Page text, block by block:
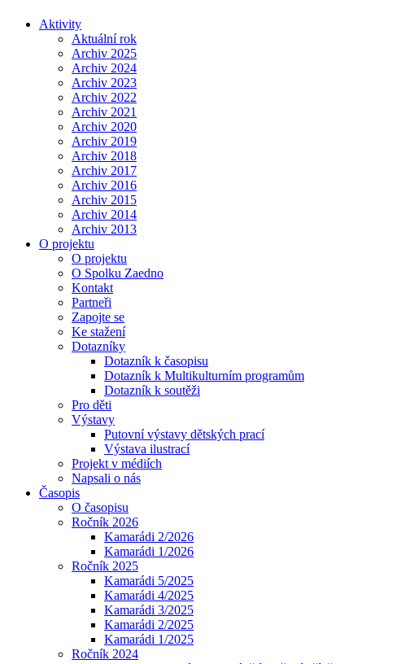
Aktivity
Aktuální rok
Archiv 2025
Archiv 2024
Archiv 2023
Archiv 2022
Archiv 2021
Archiv 2020
Archiv 2019
Archiv 2018
Archiv 2017
Archiv 2016
Archiv 2015
Archiv 2014
Archiv 2013
O projektu
O projektu
O Spolku Zaedno
Kontakt
Partneři
Zapojte se
Ke stažení
Dotazníky
Dotazník k časopisu
Dotazník k Multikulturním programům
Dotazník k soutěži
Pro děti
Výstavy
Putovní výstavy dětských prací
Výstava ilustrací
Projekt v médiích
Napsali o nás
Časopis
O časopisu
Ročník 2026
Kamarádi 2/2026
Kamarádi 1/2026
Ročník 2025
Kamarádi 5/2025
Kamarádi 4/2025
Kamarádi 3/2025
Kamarádi 2/2025
Kamarádi 1/2025
Ročník 2024